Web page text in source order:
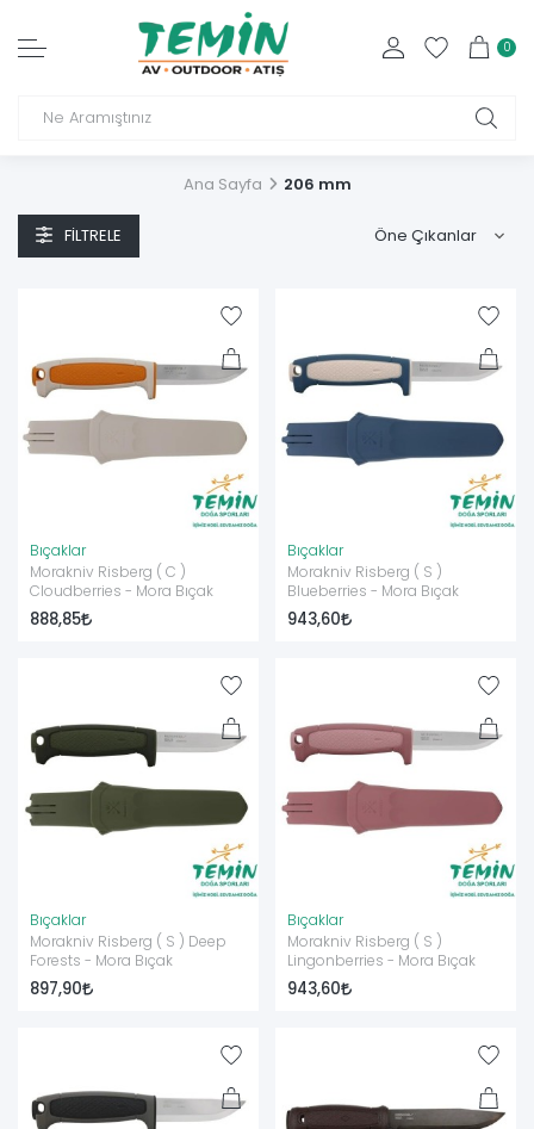
0
Ana Sayfa 206 mm
FILTRELE
Bıçaklar
Morakniv Risberg ( C )
Cloudberries - Mora Bıçak
888,85
Bıçaklar
Morakniv Risberg ( S )
Blueberries - Mora Bıçak
943,60
Bıçaklar
Morakniv Risberg ( S ) Deep
Forests - Mora Bıçak
897,90
Bıçaklar
Morakniv Risberg ( S )
Lingonberries - Mora Bıçak
943,60